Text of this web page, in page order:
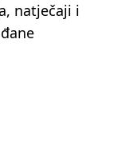
natječaji i